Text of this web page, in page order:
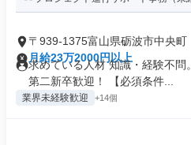
〒939-1375富山県砺波市中央町
月給23万2000円以上
求めている人材 知識・経験不
第二新卒歓迎！ 【必須条件...
業界未経験歓迎 +14個